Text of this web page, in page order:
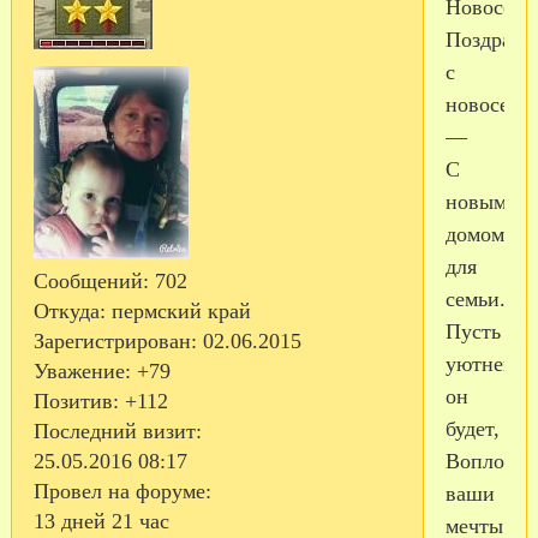
Сообщений: 702
Откуда: пермский край
Зарегистрирован: 02.06.2015
Уважение: +79
Позитив: +112
Последний визит:
25.05.2016 08:17
Провел на форуме:
13 дней 21 час
с
—
С
новым
домом
для
семьи.
Пусть
он
будет,
Воплотит
ваши
мечты!